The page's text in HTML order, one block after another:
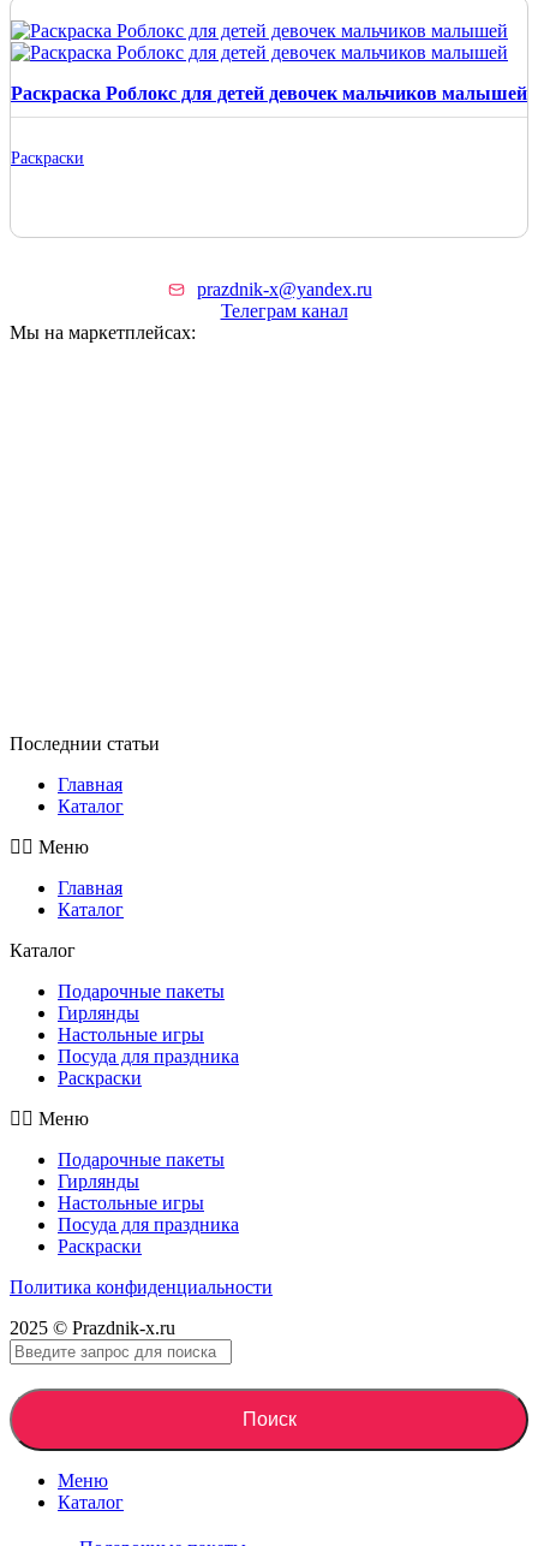
Раскраска Роблокс для детей девочек мальчиков малышей
Раскраски
prazdnik-x@yandex.ru
Телеграм канал
Мы на маркетплейсах:
Последнии статьи
Главная
Каталог
Меню
Главная
Каталог
Каталог
Подарочные пакеты
Гирлянды
Настольные игры
Посуда для праздника
Раскраски
Меню
Подарочные пакеты
Гирлянды
Настольные игры
Посуда для праздника
Раскраски
Политика конфиденциальности
2025 © Prazdnik-x.ru
Поиск
Меню
Каталог